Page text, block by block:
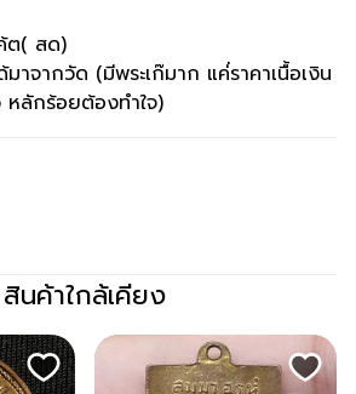
ต( สด)
มาจากวัด (มีพระเก๊มาก แค่่ราคาเนื้อเงิน
ลักร้อยต้องทำใจ)
สินค้าใกล้เคียง